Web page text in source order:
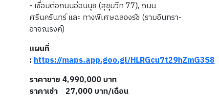
- เชื่อมต่อถนนอ่อนนุช (สุขุมวิท 77), ถนน
ศรีนครินทร์ และ ทางพิเศษฉลองรัช (รามอินทรา-
อาจณรงค์)
แผนที่
:https://maps.app.goo.gl/HLRGcu7t29hZmG3S8
ราคาขาย 4,990,000 บาท
ราคาเช่า 27,000 บาท/เดือน